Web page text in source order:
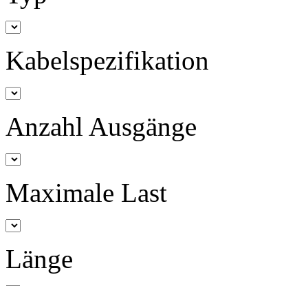
Kabelspezifikation
Anzahl Ausgänge
Maximale Last
Länge